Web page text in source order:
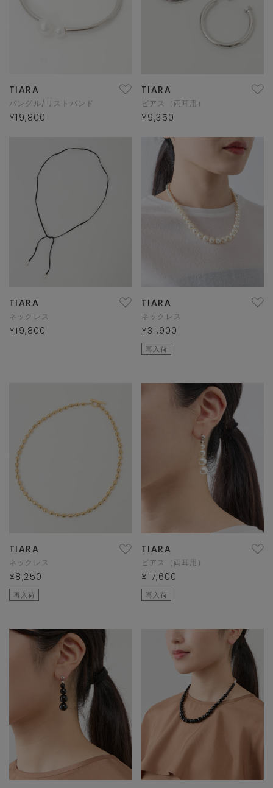
TIARA
バングル/リストバンド
¥19,800
TIARA
ピアス（両耳用）
¥9,350
TIARA
ネックレス
¥19,800
TIARA
ネックレス
¥31,900
再入荷
TIARA
ネックレス
¥8,250
再入荷
TIARA
ピアス（両耳用）
¥17,600
再入荷